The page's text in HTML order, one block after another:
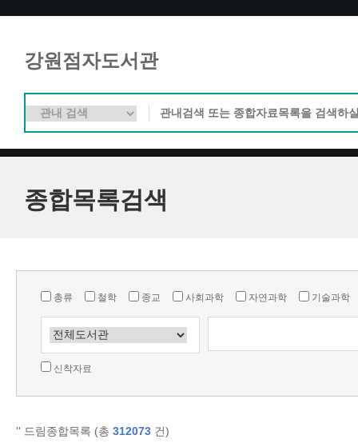
강원점자도서관
종합목록검색
총류 철학 종교 사회과학 자연과학 기술과학
신착자료
'' 드림종합목록 (총 312073 건)